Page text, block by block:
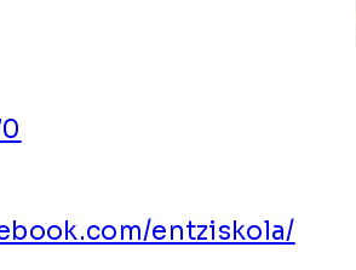
entziskola/